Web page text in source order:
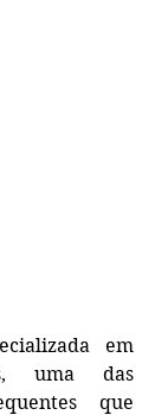
em
uma das
que